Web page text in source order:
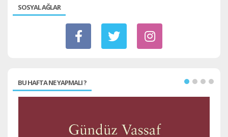
SOSYAL AĞLAR
BU HAFTA NE YAPMALI ?